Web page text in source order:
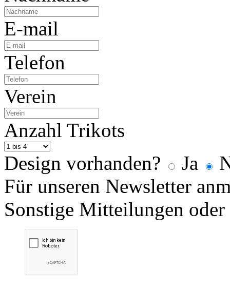
E-mail
Telefon
Verein
Anzahl Trikots
Design vorhanden?
Ja
Für unseren Newsletter
Sonstige Mitteilungen oder